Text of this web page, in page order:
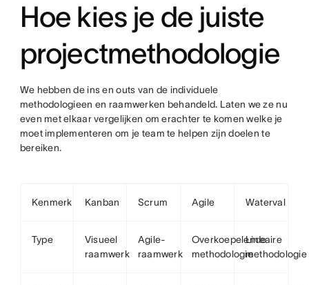
Hoe kies je de juiste
projectmethodologie
We hebben de ins en outs van de individuele
methodologieen en raamwerken behandeld. Laten we ze nu
even met elkaar vergelijken om erachter te komen welke je
moet implementeren om je team te helpen zijn doelen te
bereiken.
Kenmerk Kanban Scrum Agile Waterval
Type
Visueel
raamwerk
Agile-
raamwerk
Overkoepelende
methodologie
Lineaire
methodologie